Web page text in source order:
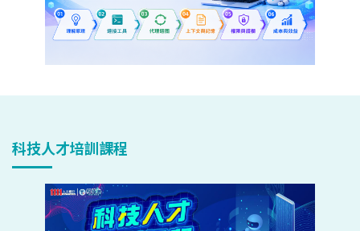
科技人才培訓課程